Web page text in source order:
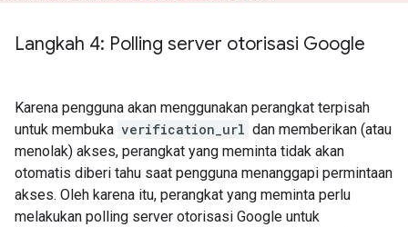
Langkah 4: Polling server otorisasi Google
Karena pengguna akan menggunakan perangkat terpisah
untuk membuka verification_url dan memberikan (atau
menolak) akses, perangkat yang meminta tidak akan
otomatis diberi tahu saat pengguna menanggapi permintaan
akses. Oleh karena itu, perangkat yang meminta perlu
melakukan polling server otorisasi Google untuk